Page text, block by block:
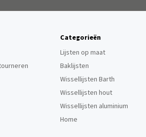
Categorieën
Lijsten op maat
Baklijsten
Wissellijsten Barth
Wissellijsten hout
Wissellijsten aluminium
Home